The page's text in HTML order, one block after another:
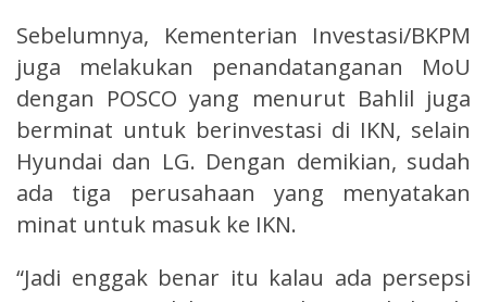
Sebelumnya, Kementerian Investasi/BKPM
juga melakukan penandatanganan MoU
dengan POSCO yang menurut Bahlil juga
berminat untuk berinvestasi di IKN, selain
Hyundai dan LG. Dengan demikian, sudah
ada tiga perusahaan yang menyatakan
minat untuk masuk ke IKN.
“Jadi enggak benar itu kalau ada persepsi